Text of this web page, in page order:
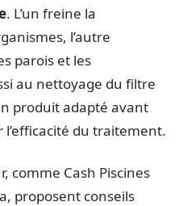
. L’un freine la
l’autre
parois et les
au nettoyage du filtre
produit adapté avant
du traitement.
comme Cash Piscines
proposent conseils